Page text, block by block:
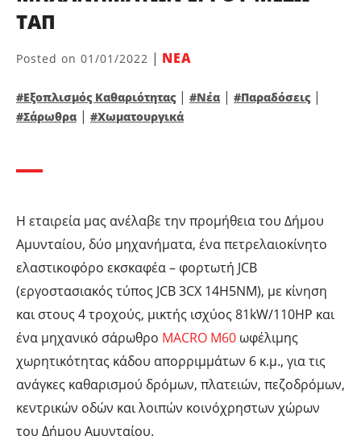
ΤΑΠ
Posted on 01/01/2022 | ΝΕΑ
#Εξοπλισμός Καθαριότητας | #Νέα | #Παραδόσεις |
#Σάρωθρα | #Χωματουργικά
Η εταιρεία μας ανέλαβε την προμήθεια του Δήμου
Αμυνταίου, δύο μηχανήματα, ένα πετρελαιοκίνητο
ελαστικοφόρο εκσκαφέα – φορτωτή JCB
(εργοστασιακός τύπος JCB 3CX 14H5NΜ), με κίνηση
και στους 4 τροχούς, μικτής ισχύος 81kW/110ΗΡ και
ένα μηχανικό σάρωθρο MACRO M60 ωφέλιμης
χωρητικότητας κάδου απορριμμάτων 6 κ.μ., για τις
ανάγκες καθαρισμού δρόμων, πλατειών, πεζοδρόμων,
κεντρικών οδών και λοιπών κοινόχρηστων χώρων
του Δήμου Αμυνταίου.